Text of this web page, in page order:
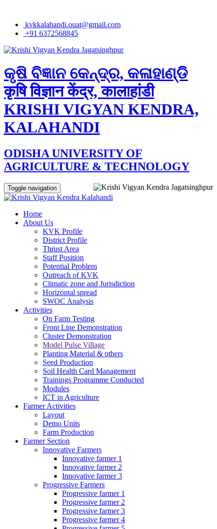
kvkkalahandi.ouat@gmail.com
+91 6372568845
କୃଷି ବିଜ୍ଞାନ କେନ୍ଦ୍ର, କଳାହାଣ୍ଡି
कृषि विज्ञान केंद्र, कालाहांडी
KRISHI VIGYAN KENDRA,
KALAHANDI
ODISHA UNIVERSITY OF
AGRICULTURE & TECHNOLOGY
Toggle navigation
Home
About Us
KVK Profile
District Profile
Thrust Area
Staff Position
Potential Problem
Outreach of KVK
Climatic zone and Jurisdiction
Horizontal spread
SWOC Analysis
Activities
On Farm Testing
Front Line Demonstration
Cluster Demonstration
Model Pulse Village
Planting Material & others
Seed Production
Soil Health Card Management
Trainings Programme Conducted
Modules
ICT in Agriculture
Farmer Activities
Layout
Demo Units
Farm Production
Farmer Section
Innovative Farmers
Innovative farmer 1
Innovative farmer 2
Innovative farmer 3
Progressive Farmers
Progressive farmer 1
Progressive farmer 2
Progressive farmer 3
Progressive farmer 4